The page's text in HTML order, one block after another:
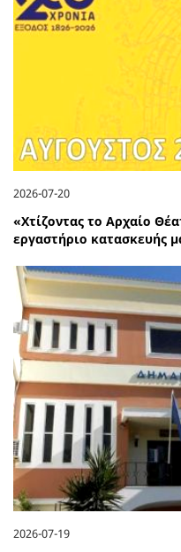
2026-07-20
«Χτίζοντας το Αρχαίο
εργαστήριο κατασκευής
2026-07-19